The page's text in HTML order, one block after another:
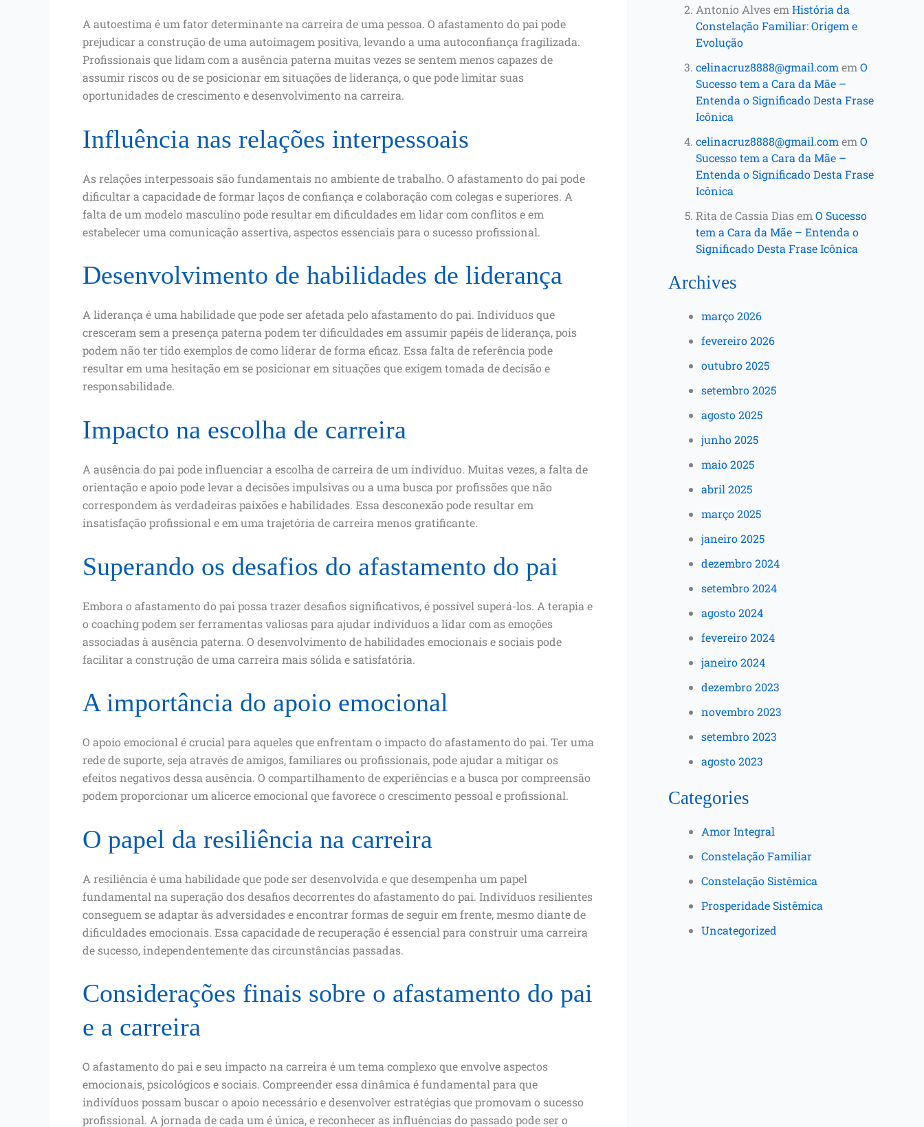
A autoestima é um fator determinante na carreira de uma pessoa. O afastamento do pai pode
prejudicar a construção de uma autoimagem positiva, levando a uma autoconfiança fragilizada.
Profissionais que lidam com a ausência paterna muitas vezes se sentem menos capazes de
assumir riscos ou de se posicionar em situações de liderança, o que pode limitar suas
oportunidades de crescimento e desenvolvimento na carreira.
Influência nas relações interpessoais
As relações interpessoais são fundamentais no ambiente de trabalho. O afastamento do pai pode
dificultar a capacidade de formar laços de confiança e colaboração com colegas e superiores. A
falta de um modelo masculino pode resultar em dificuldades em lidar com conflitos e em
estabelecer uma comunicação assertiva, aspectos essenciais para o sucesso profissional.
Desenvolvimento de habilidades de liderança
A liderança é uma habilidade que pode ser afetada pelo afastamento do pai. Indivíduos que
cresceram sem a presença paterna podem ter dificuldades em assumir papéis de liderança, pois
podem não ter tido exemplos de como liderar de forma eficaz. Essa falta de referência pode
resultar em uma hesitação em se posicionar em situações que exigem tomada de decisão e
responsabilidade.
Impacto na escolha de carreira
A ausência do pai pode influenciar a escolha de carreira de um indivíduo. Muitas vezes, a falta de
orientação e apoio pode levar a decisões impulsivas ou a uma busca por profissões que não
correspondem às verdadeiras paixões e habilidades. Essa desconexão pode resultar em
insatisfação profissional e em uma trajetória de carreira menos gratificante.
Superando os desafios do afastamento do pai
Embora o afastamento do pai possa trazer desafios significativos, é possível superá-los. A terapia e
o coaching podem ser ferramentas valiosas para ajudar indivíduos a lidar com as emoções
associadas à ausência paterna. O desenvolvimento de habilidades emocionais e sociais pode
facilitar a construção de uma carreira mais sólida e satisfatória.
A importância do apoio emocional
O apoio emocional é crucial para aqueles que enfrentam o impacto do afastamento do pai. Ter uma
rede de suporte, seja através de amigos, familiares ou profissionais, pode ajudar a mitigar os
efeitos negativos dessa ausência. O compartilhamento de experiências e a busca por compreensão
podem proporcionar um alicerce emocional que favorece o crescimento pessoal e profissional.
O papel da resiliência na carreira
A resiliência é uma habilidade que pode ser desenvolvida e que desempenha um papel
fundamental na superação dos desafios decorrentes do afastamento do pai. Indivíduos resilientes
conseguem se adaptar às adversidades e encontrar formas de seguir em frente, mesmo diante de
dificuldades emocionais. Essa capacidade de recuperação é essencial para construir uma carreira
de sucesso, independentemente das circunstâncias passadas.
Considerações finais sobre o afastamento do pai
e a carreira
O afastamento do pai e seu impacto na carreira é um tema complexo que envolve aspectos
emocionais, psicológicos e sociais. Compreender essa dinâmica é fundamental para que
indivíduos possam buscar o apoio necessário e desenvolver estratégias que promovam o sucesso
profissional. A jornada de cada um é única, e reconhecer as influências do passado pode ser o
Antonio Alvesem História da
Constelação Familiar: Origem e
Evolução
celinacruz8888@gmail.com em O
Sucesso tem a Cara da Mãe –
Entenda o Significado Desta Frase
Icônica
celinacruz8888@gmail.com em O
Sucesso tem a Cara da Mãe –
Entenda o Significado Desta Frase
Icônica
Rita de Cassia Diasem O Sucesso
tem a Cara da Mãe – Entenda o
Significado Desta Frase Icônica
Archives
março 2026
fevereiro 2026
outubro 2025
setembro 2025
agosto 2025
junho 2025
maio 2025
abril 2025
março 2025
janeiro 2025
dezembro 2024
setembro 2024
agosto 2024
fevereiro 2024
janeiro 2024
dezembro 2023
novembro 2023
setembro 2023
agosto 2023
Categories
Amor Integral
Constelação Familiar
Constelação Sistêmica
Prosperidade Sistêmica
Uncategorized